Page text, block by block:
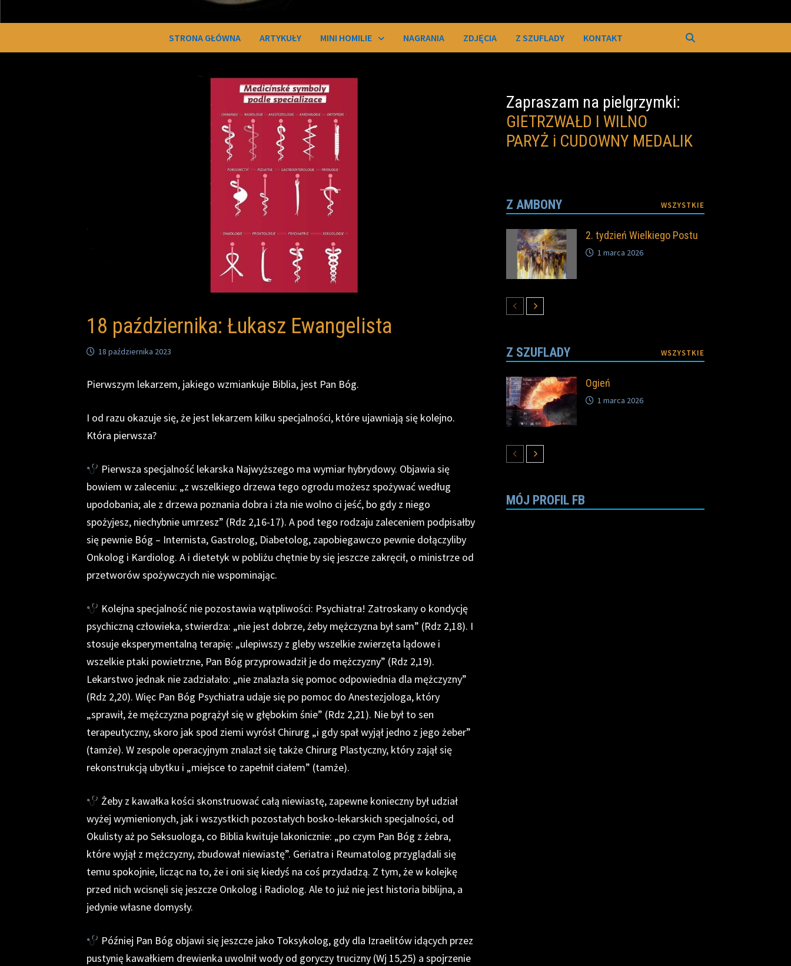
STRONA GŁÓWNA ARTYKUŁY MINI HOMILIE NAGRANIA ZDJĘCIA Z SZUFLADY KONTAKT
18 października: Łukasz Ewangelista
18 października 2023
Pierwszym lekarzem, jakiego wzmiankuje Biblia, jest Pan Bóg.
I od razu okazuje się, że jest lekarzem kilku specjalności, które ujawniają się kolejno.
Która pierwsza?
Pierwsza specjalność lekarska Najwyższego ma wymiar hybrydowy. Objawia się
bowiem w zaleceniu: „z wszelkiego drzewa tego ogrodu możesz spożywać według
upodobania; ale z drzewa poznania dobra i zła nie wolno ci jeść, bo gdy z niego
spożyjesz, niechybnie umrzesz” (Rdz 2,16-17). A pod tego rodzaju zaleceniem podpisałby
się pewnie Bóg – Internista, Gastrolog, Diabetolog, zapobiegawczo pewnie dołączyliby
Onkolog i Kardiolog. A i dietetyk w pobliżu chętnie by się jeszcze zakręcił, o ministrze od
przetworów spożywczych nie wspominając.
Kolejna specjalność nie pozostawia wątpliwości: Psychiatra! Zatroskany o kondycję
psychiczną człowieka, stwierdza: „nie jest dobrze, żeby mężczyzna był sam” (Rdz 2,18). I
stosuje eksperymentalną terapię: „ulepiwszy z gleby wszelkie zwierzęta lądowe i
wszelkie ptaki powietrzne, Pan Bóg przyprowadził je do mężczyzny” (Rdz 2,19).
Lekarstwo jednak nie zadziałało: „nie znalazła się pomoc odpowiednia dla mężczyzny”
(Rdz 2,20). Więc Pan Bóg Psychiatra udaje się po pomoc do Anestezjologa, który
„sprawił, że mężczyzna pogrążył się w głębokim śnie” (Rdz 2,21). Nie był to sen
terapeutyczny, skoro jak spod ziemi wyrósł Chirurg „i gdy spał wyjął jedno z jego żeber”
(tamże). W zespole operacyjnym znalazł się także Chirurg Plastyczny, który zajął się
rekonstrukcją ubytku i „miejsce to zapełnił ciałem” (tamże).
Żeby z kawałka kości skonstruować całą niewiastę, zapewne konieczny był udział
wyżej wymienionych, jak i wszystkich pozostałych bosko-lekarskich specjalności, od
Okulisty aż po Seksuologa, co Biblia kwituje lakonicznie: „po czym Pan Bóg z żebra,
które wyjął z mężczyzny, zbudował niewiastę”. Geriatra i Reumatolog przyglądali się
temu spokojnie, licząc na to, że i oni się kiedyś na coś przydadzą. Z tym, że w kolejkę
przed nich wcisnęli się jeszcze Onkolog i Radiolog. Ale to już nie jest historia biblijna, a
jedynie własne domysły.
Później Pan Bóg objawi się jeszcze jako Toksykolog, gdy dla Izraelitów idących przez
pustynię kawałkiem drewienka uwolnił wody od goryczy trucizny (Wj 15,25) a spojrzenie
Zapraszam na pielgrzymki:
GIETRZWAŁD I WILNO
PARYŻ i CUDOWNY MEDALIK
Z AMBONY WSZYSTKIE
2. tydzień Wielkiego Postu
1 marca 2026
Z SZUFLADY WSZYSTKIE
Ogień
1 marca 2026
MÓJ PROFIL FB